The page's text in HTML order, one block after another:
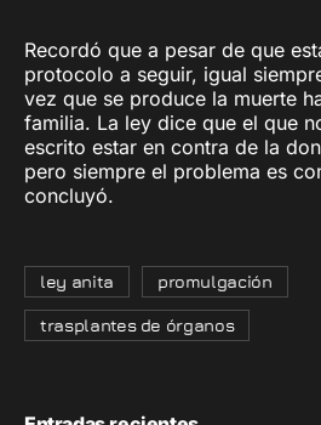
Recordó que a pesar de que
protocolo a seguir, igual
vez que se produce la muerte
familia. La ley dice que el que
escrito estar en contra de la
pero siempre el problema es
concluyó.
ley anita promulgación
trasplantes de órganos